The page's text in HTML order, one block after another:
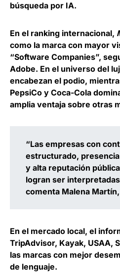
búsqueda por IA.
En el ranking internacional,
como la marca con mayor
“Software Companies”,
Adobe. En el universo del
encabezan el podio,
PepsiCo y Coca-Cola
amplia ventaja sobre otras
“Las empresas con
estructurado,
y alta reputación
logran ser
comenta Malena
En el mercado local, el
TripAdvisor, Kayak, USAA,
las marcas con mejor
de lenguaje.